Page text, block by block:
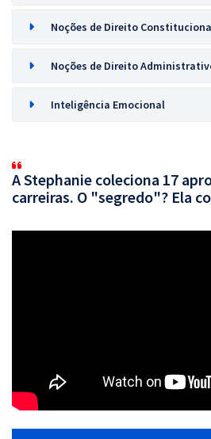
Noções de Direito
Noções de Direito
Inteligência Emocional
A Stephanie coleciona 17
carreiras. O "segredo"? Ela